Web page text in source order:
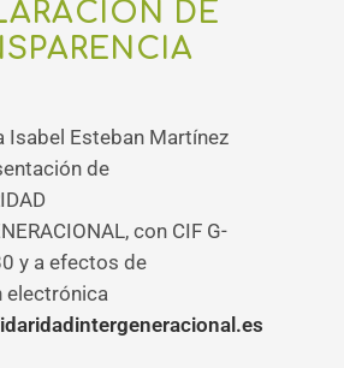
DE
Isabel Esteban Martínez
de
con CIF G-
y a efectos de
electrónica